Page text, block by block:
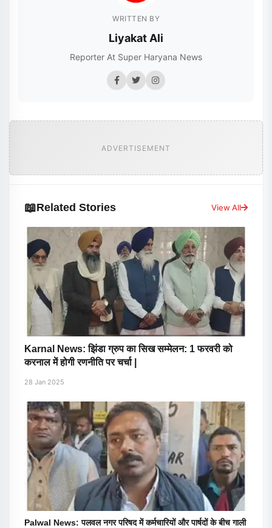
WRITTEN BY
Liyakat Ali
Reporter At Super Haryana News
ADVERTISEMENT
📖Related Stories View All
Karnal News: झिंडा ग्रुप का सिख सम्मेलन: 1 फरवरी को
करनाल में होगी रणनीति पर चर्चा |
28 Jan 2025
Palwal News: पलवल नगर परिषद में कर्मचारियों और पार्षदों के बीच गाली